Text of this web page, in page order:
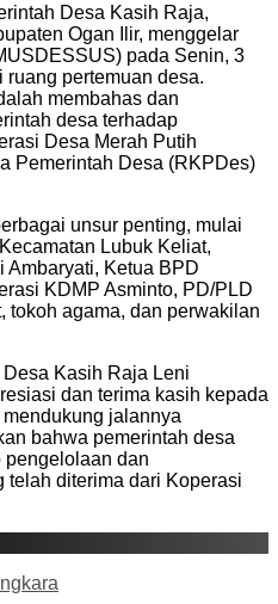
Desa Kasih Raja,
Ogan Ilir, menggelar
pada Senin, 3
ruang pertemuan desa.
membahas dan
desa terhadap
Desa Merah Putih
Pemerintah Desa (RKPDes)
unsur penting, mulai
Lubuk Keliat,
Ambaryati, Ketua BPD
KDMP Asminto, PD/PLD
tokoh agama, dan perwakilan
Kasih Raja Leni
dan terima kasih kepada
jalannya
bahwa pemerintah desa
pengelolaan dan
telah diterima dari Koperasi